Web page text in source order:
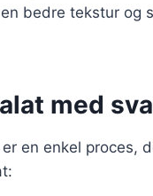
bedre tekstur og
med
en enkel proces,